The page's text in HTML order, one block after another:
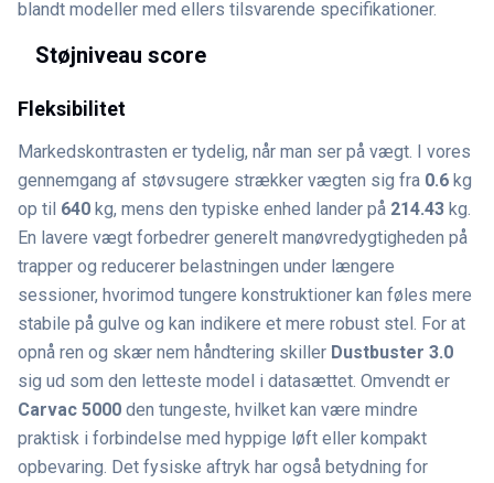
blandt modeller med ellers tilsvarende specifikationer.
Støjniveau score
Fleksibilitet
Markedskontrasten er tydelig, når man ser på vægt. I vores
gennemgang af støvsugere strækker vægten sig fra 0.6 kg
op til 640 kg, mens den typiske enhed lander på 214.43 kg.
En lavere vægt forbedrer generelt manøvredygtigheden på
trapper og reducerer belastningen under længere
sessioner, hvorimod tungere konstruktioner kan føles mere
stabile på gulve og kan indikere et mere robust stel. For at
opnå ren og skær nem håndtering skiller Dustbuster 3.0
sig ud som den letteste model i datasættet. Omvendt er
Carvac 5000 den tungeste, hvilket kan være mindre
praktisk i forbindelse med hyppige løft eller kompakt
opbevaring. Det fysiske aftryk har også betydning for